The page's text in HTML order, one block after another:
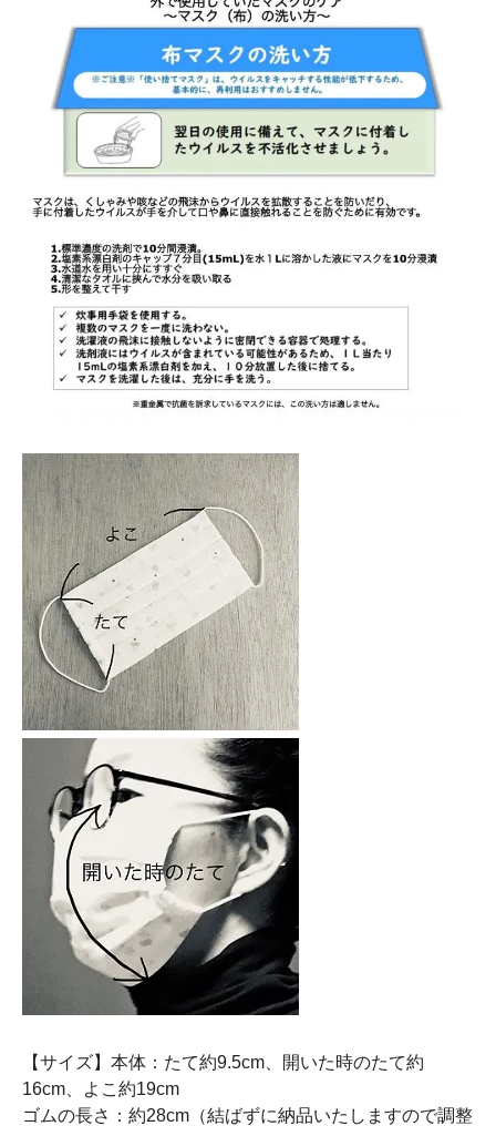
【サイズ】本体：たて約9.5cm、開いた時のたて約
16cm、よこ約19cm
ゴムの長さ：約28cm（結ばずに納品いたしますので調整